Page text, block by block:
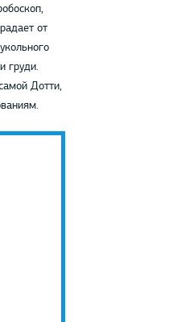
от
груди.
Дотти,